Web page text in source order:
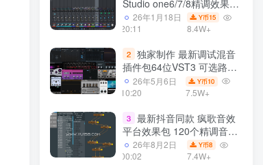
Studio one6/7/8精调效果包
多种效果模式 声卡调试好直
播预设模板
26年1月18日
20:11
Y币15
8.4W+
2 独家制作 最新调试混音
插件包64位VST3 可选路径
一键安装550个效果器合集
v3.0 WiN 支持定制
26年5月6日
10:20
Y币10
7.5W+
3 最新抖音同款 疯歌音效
平台效果包 120个精调音效
包+软件自带170个音效
+600个插件 带安装教程全
26年8月2日
00:02
Y币8
7.4W+